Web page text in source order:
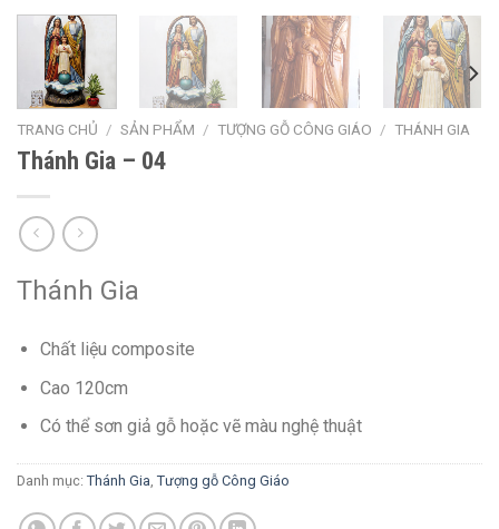
TRANG CHỦ / SẢN PHẨM / TƯỢNG GỖ CÔNG GIÁO / THÁNH GIA
Thánh Gia – 04
Thánh Gia
Chất liệu composite
Cao 120cm
Có thể sơn giả gỗ hoặc vẽ màu nghệ thuật
Danh mục: Thánh Gia Tượng gỗ Công Giáo